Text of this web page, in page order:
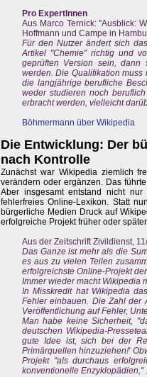
Pro ExpertInnen
Aus Marco Ternick: "Ausblick:
Hoffmann und Campe in
Für den Nutzer ändert sich
Artikel "Chemie" richtig und
geprüften Version sein, dann
werden. Die Qualifikation
die langjährige berufliche
weder studieren noch
erbracht werden, vielleicht
Böhmermann über Wikipedia
Die Entwicklung: Der
nach Kontrolle
Zunächst war Wikipedia ziemlich
verändern oder ergänzen. Das
Aber insgesamt entstand nicht
fehlerfreies Online-Lexikon. Statt
bürgerliche Medien Druck auf
erfolgreiche Projekt früher oder
Aus der Zeitschrift Zivildienst,
Das Ganze ist mehr als die
es aus zu vielen Teilen
erfolgreichste Online-Projekt
Immer wieder macht Wikipedia
In Misskredit hat Wikipedia
Fehler einbauen. Die Zahl der
Veröffentlichung auf Fehler,
Man habe keine Sicherheit,
deutschen Wikipedia-
gute Idee ist, sich bei der
Primärquellen hinzuziehen!'
Projekt "als durchaus
konventionelle Enzyklopädien,"